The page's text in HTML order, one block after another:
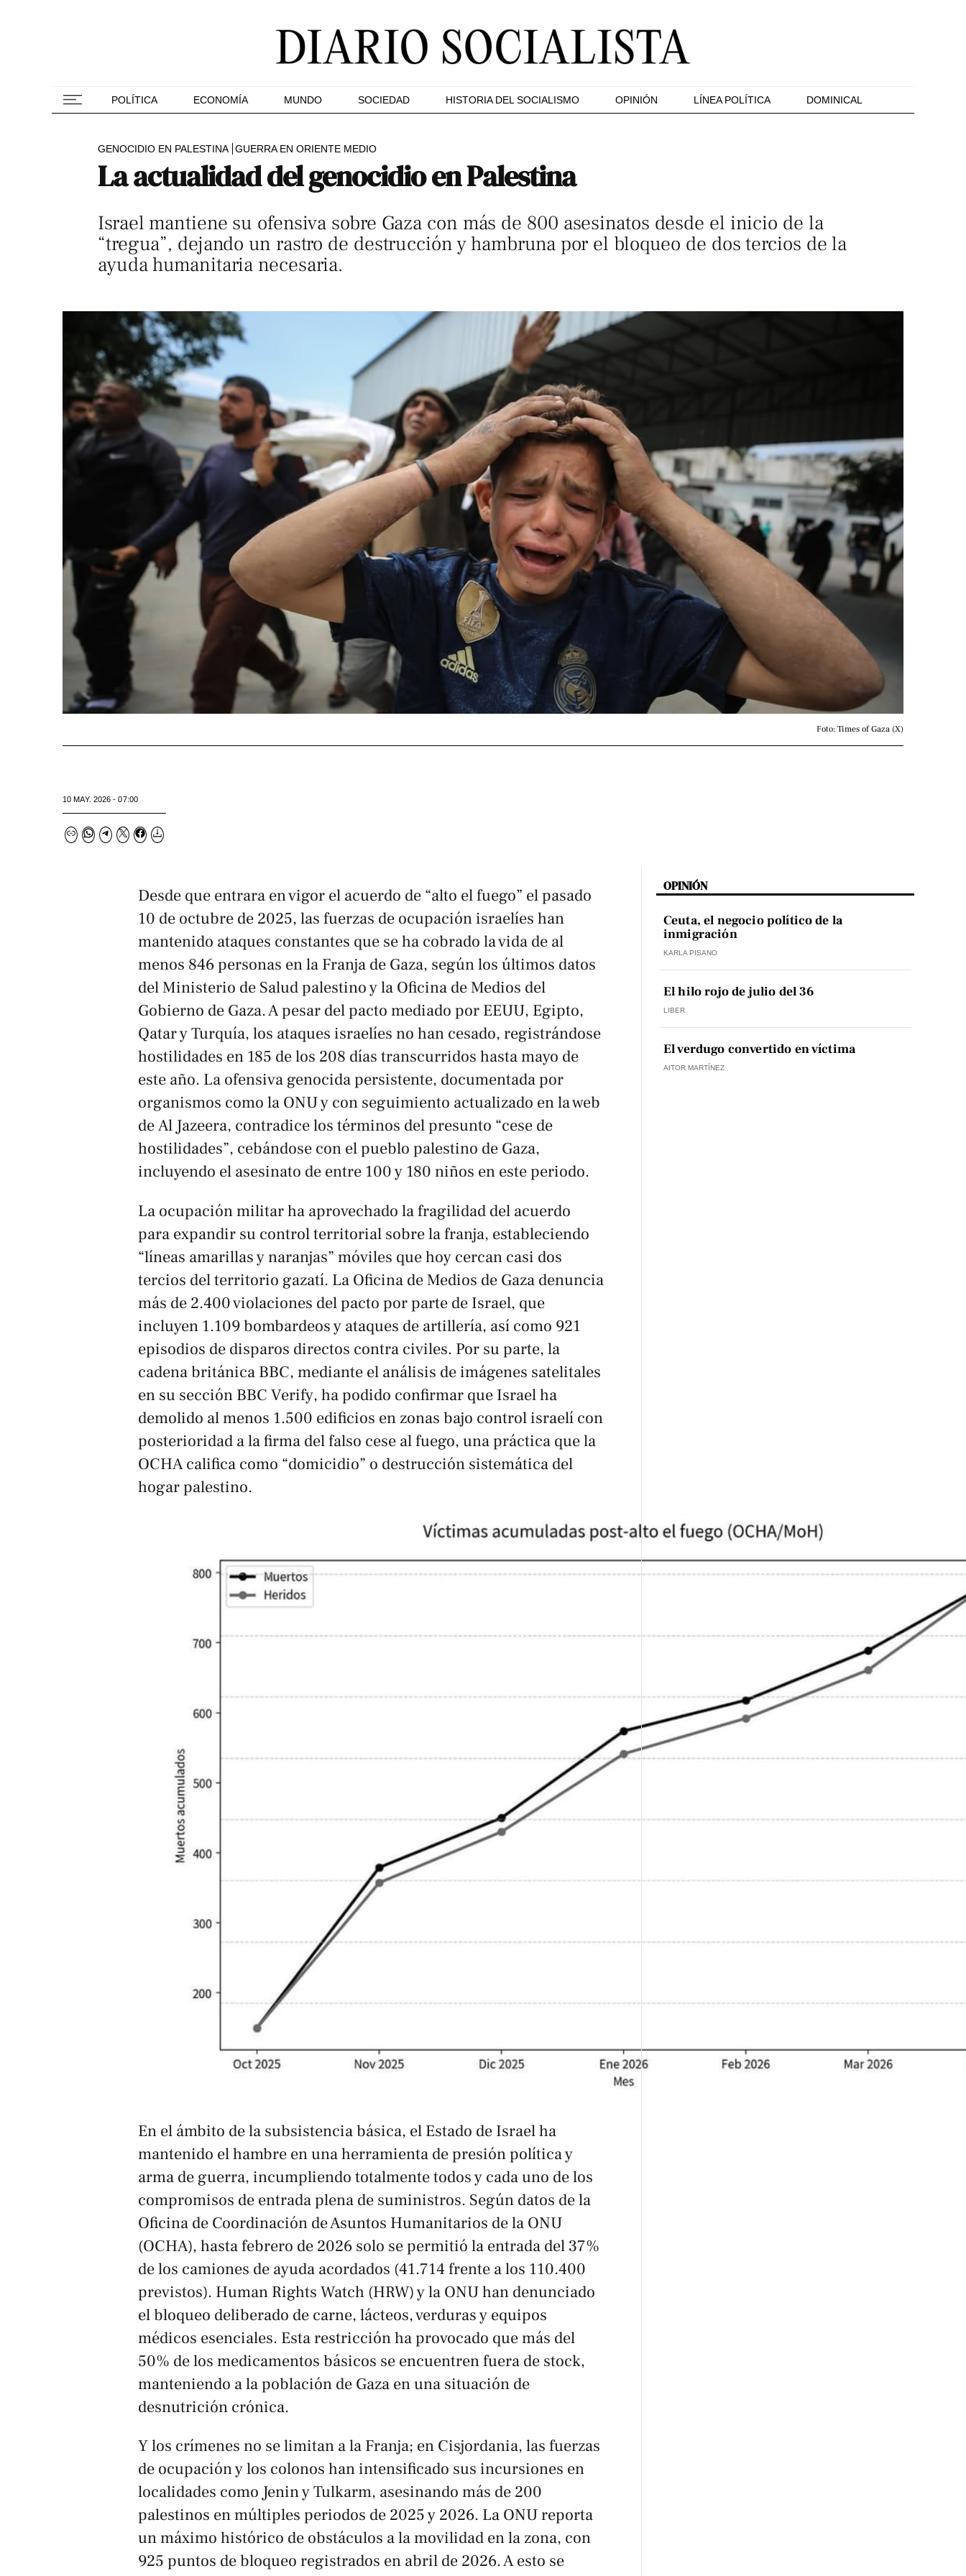
POLÍTICA ECONOMÍA MUNDO SOCIEDAD HISTORIA DEL SOCIALISMO OPINIÓN LÍNEA POLÍTICA DOMINICAL
GENOCIDIO EN PALESTINA GUERRA EN ORIENTE MEDIO
La actualidad del genocidio en Palestina
Israel mantiene su ofensiva sobre Gaza con más de 800 asesinatos desde el inicio de la
“tregua”, dejando un rastro de destrucción y hambruna por el bloqueo de dos tercios de la
ayuda humanitaria necesaria.
Foto: Times of Gaza (X)
10 MAY. 2026 - 07:00
Desde que entrara en vigor el acuerdo de “alto el fuego” el pasado
10 de octubre de 2025, las fuerzas de ocupación israelíes han
mantenido ataques constantes que se ha cobrado la vida de al
menos 846 personas en la Franja de Gaza, según los últimos datos
del Ministerio de Salud palestino y la Oficina de Medios del
Gobierno de Gaza. A pesar del pacto mediado por EEUU, Egipto,
Qatar y Turquía, los ataques israelíes no han cesado, registrándose
hostilidades en 185 de los 208 días transcurridos hasta mayo de
este año. La ofensiva genocida persistente, documentada por
organismos como la ONU y con seguimiento actualizado en la web
deAl Jazeera, contradice los términos del presunto “cese de
hostilidades”, cebándose con el pueblo palestino de Gaza,
incluyendo el asesinato de entre 100 y 180 niños en este periodo.
La ocupación militar ha aprovechado la fragilidad del acuerdo
para expandir su control territorial sobre la franja, estableciendo
“líneas amarillas y naranjas” móviles que hoy cercan casi dos
tercios del territorio gazatí. La Oficina de Medios de Gaza denuncia
más de 2.400 violaciones del pacto por parte de Israel, que
incluyen 1.109 bombardeos y ataques de artillería, así como 921
episodios de disparos directos contra civiles. Por su parte, la
cadena británica BBC, mediante el análisis de imágenes satelitales
en su sección BBC Verify, ha podido confirmar que Israel ha
demolido al menos 1.500 edificios en zonas bajo control israelí con
posterioridad a la firma del falso cese al fuego, una práctica que la
OCHA califica como “domicidio” o destrucción sistemática del
hogar palestino.
En el ámbito de la subsistencia básica, el Estado de Israel ha
mantenido el hambre en una herramienta de presión política y
arma de guerra, incumpliendo totalmente todos y cada uno de los
compromisos de entrada plena de suministros. Según datos de la
Oficina de Coordinación de Asuntos Humanitarios de la ONU
(OCHA), hasta febrero de 2026 solo se permitió la entrada del 37%
de los camiones de ayuda acordados (41.714 frente a los 110.400
previstos). Human Rights Watch (HRW) y la ONU han denunciado
el bloqueo deliberado de carne, lácteos, verduras y equipos
médicos esenciales. Esta restricción ha provocado que más del
50% de los medicamentos básicos se encuentren fuera de stock,
manteniendo a la población de Gaza en una situación de
desnutrición crónica.
Y los crímenes no se limitan a la Franja; en Cisjordania, las fuerzas
de ocupación y los colonos han intensificado sus incursiones en
localidades como Jenin y Tulkarm, asesinando más de 200
palestinos en múltiples periodos de 2025 y 2026. La ONU reporta
un máximo histórico de obstáculos a la movilidad en la zona, con
925 puntos de bloqueo registrados en abril de 2026. A esto se
OPINIÓN
Ceuta, el negocio político de la
inmigración
KARLA PISANO
El hilo rojo de julio del 36
LIBER
El verdugo convertido en víctima
AITOR MARTÍNEZ